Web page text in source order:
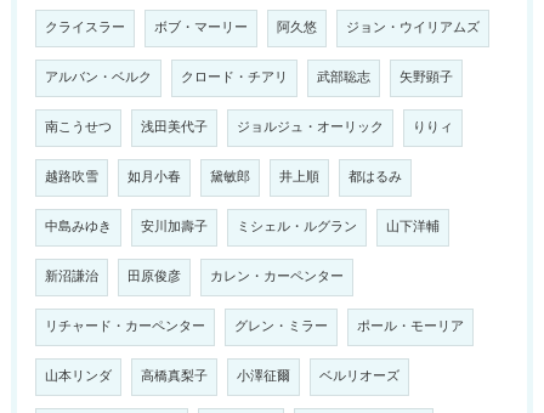
クライスラー ボブ・マーリー 阿久悠 ジョン・ウイリアムズ
アルバン・ベルク クロード・チアリ 武部聡志 矢野顕子
南こうせつ 浅田美代子 ジョルジュ・オーリック りりィ
越路吹雪 如月小春 黛敏郎 井上順 都はるみ
中島みゆき 安川加壽子 ミシェル・ルグラン 山下洋輔
新沼謙治 田原俊彦 カレン・カーペンター
リチャード・カーペンター グレン・ミラー ポール・モーリア
山本リンダ 高橋真梨子 小澤征爾 ベルリオーズ